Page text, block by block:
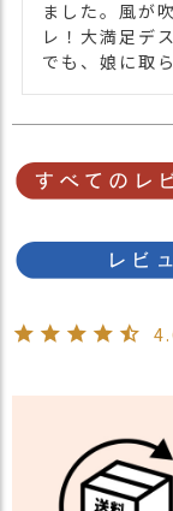
ました。風が
レ！大満足デス
でも、娘に取